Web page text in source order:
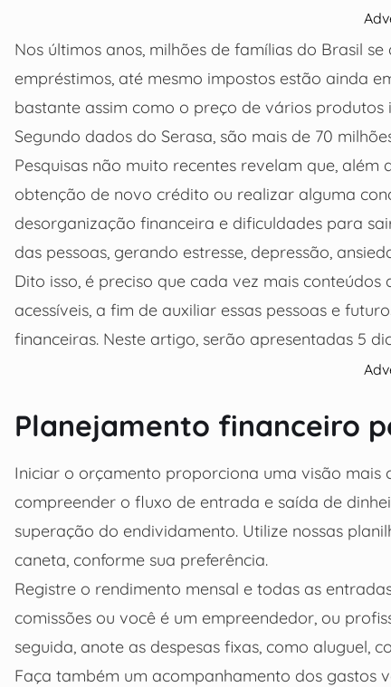
Nos últimos anos, milhões de famílias do Brasil
empréstimos, até mesmo impostos estão ainda
bastante assim como o preço de vários produtos
Segundo dados do Serasa, são mais de 70
Pesquisas não muito recentes revelam que,
obtenção de novo crédito ou realizar alguma
desorganização financeira e dificuldades para
das pessoas, gerando estresse, depressão,
Dito isso, é preciso que cada vez mais
acessíveis, a fim de auxiliar essas pessoas e
financeiras. Neste artigo, serão apresentadas 5
Planejamento financeiro
Iniciar o orçamento proporciona uma visão
compreender o fluxo de entrada e saída de
superação do endividamento. Utilize nossas
caneta, conforme sua preferência.
Registre o rendimento mensal e todas as
comissões ou você é um empreendedor, ou
seguida, anote as despesas fixas, como aluguel,
Faça também um acompanhamento dos gastos